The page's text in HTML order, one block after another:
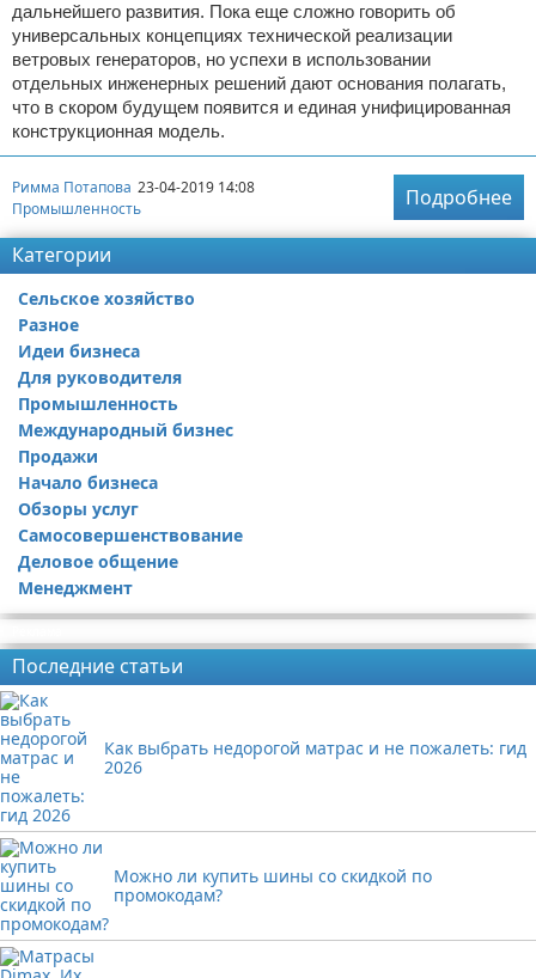
дальнейшего развития. Пока еще сложно говорить об
универсальных концепциях технической реализации
ветровых генераторов, но успехи в использовании
отдельных инженерных решений дают основания полагать,
что в скором будущем появится и единая унифицированная
конструкционная модель.
Римма Потапова 23-04-2019 14:08
Промышленность
Подробнее
Категории
Сельское хозяйство
Разное
Идеи бизнеса
Для руководителя
Промышленность
Международный бизнес
Продажи
Начало бизнеса
Обзоры услуг
Самосовершенствование
Деловое общение
Менеджмент
Последние статьи
Как выбрать недорогой матрас и не пожалеть: гид
2026
Можно ли купить шины со скидкой по
промокодам?